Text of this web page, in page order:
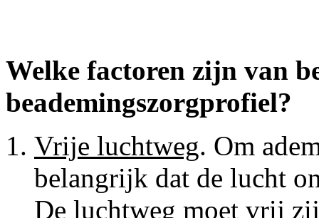
Welke factoren zijn van
beademingszorgprofiel?
Vrije luchtweg. Om
belangrijk dat de lucht
De luchtweg moet vrij